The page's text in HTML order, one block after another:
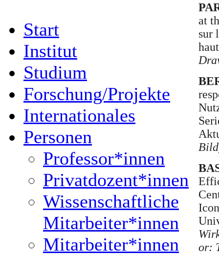
Start
Institut
Studium
Forschung/Projekte
Internationales
Personen
Professor*innen
Privatdozent*innen
Wissenschaftliche
Mitarbeiter*innen
Mitarbeiter*innen
at
sur
or: